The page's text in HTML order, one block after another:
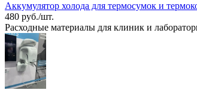
Аккумулятор холода для термосумок и
480 руб./шт.
Расходные материалы для клиник и